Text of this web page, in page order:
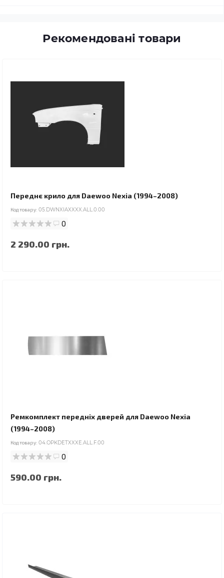
Рекомендовані товари
Переднє крило для Daewoo Nexia (1994–2008)
Код товару: 05.DWNXIAXXXX.ALL.0.00
0
2 290.00 грн.
Ремкомплект передніх дверей для Daewoo Nexia
(1994–2008)
Код товару: 04.OPKDETXXXE.ALL.F.00
0
590.00 грн.